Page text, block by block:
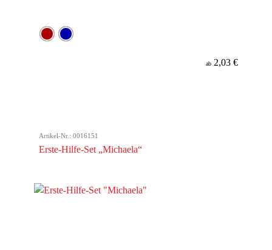
ab 2,03 €
Artikel-Nr.: 0016151
Erste-Hilfe-Set „Michaela“